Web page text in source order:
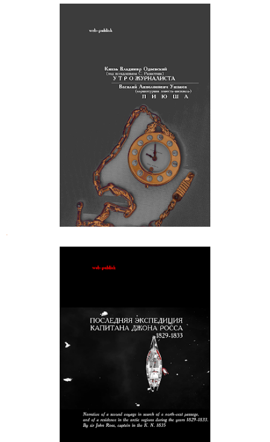
Князь Владимир Одоевский. Утро
журналиста
Последняя экспедиция капитана
Джона Росса